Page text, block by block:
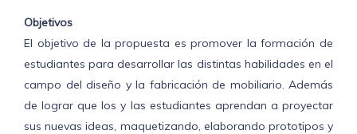
Objetivos
El objetivo de la propuesta es promover la formación de
estudiantes para desarrollar las distintas habilidades en el
campo del diseño y la fabricación de mobiliario. Además
de lograr que los y las estudiantes aprendan a proyectar
sus nuevas ideas, maquetizando, elaborando prototipos y